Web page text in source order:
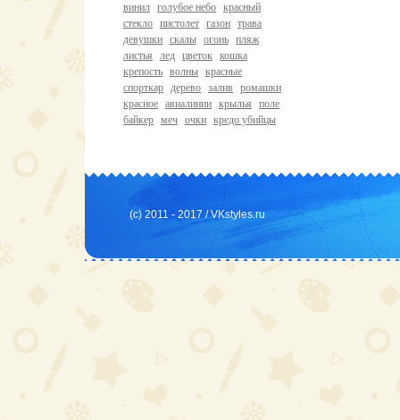
винил голубое небо красный
стекло пистолет газон трава
девушки скалы огонь пляж
листья
лед цветок кошка
крепость волны красные
спорткар дерево залив ромашки
красное авиалинии крылья
поле
байкер меч очки кредо убийцы
(c) 2011 - 2017 /VKstyles.ru